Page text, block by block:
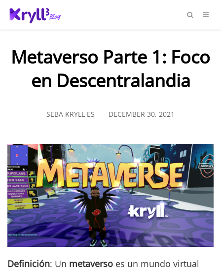
Metaverso Parte 1: Foco
en Descentralandia
SEBA KRYLL ES DECEMBER 30, 2021
Definición: Un metaverso es un mundo virtual